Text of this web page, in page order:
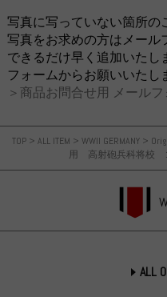
TOP > ALL ITEM > WWII GERMANY >
用 高射砲兵科将校
ALL
写真に写っていない箇所の
写真をお求めの方はメール
できるだけ早く追加いた
フォームからお願いいたし
＞商品お問合せ用 メール